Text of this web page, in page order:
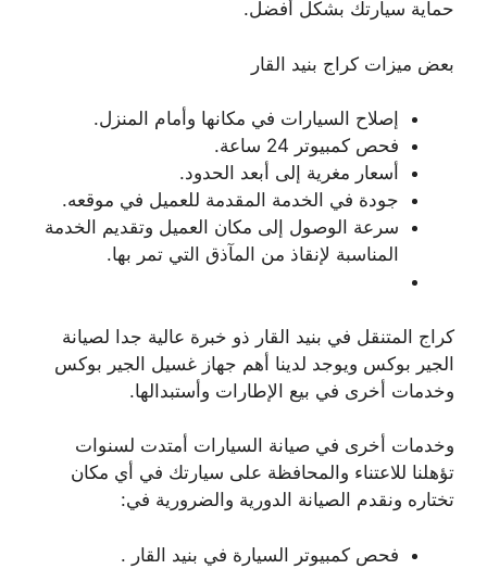
حماية سيارتك بشكل أفضل.
بعض ميزات كراج بنيد القار
إصلاح السيارات في مكانها وأمام المنزل.
فحص كمبيوتر 24 ساعة.
أسعار مغرية إلى أبعد الحدود.
جودة في الخدمة المقدمة للعميل في موقعه.
سرعة الوصول إلى مكان العميل وتقديم الخدمة
المناسبة لإنقاذ من المآذق التي تمر بها.
كراج المتنقل في بنيد القار ذو خبرة عالية جدا لصيانة
الجير بوكس ويوجد لدينا أهم جهاز غسيل الجير بوكس
وخدمات أخرى في بيع الإطارات وأستبدالها.
وخدمات أخرى في صيانة السيارات أمتدت لسنوات
تؤهلنا للاعتناء والمحافظة على سيارتك في أي مكان
تختاره ونقدم الصيانة الدورية والضرورية في:
فحص كمبيوتر السيارة في بنيد القار .